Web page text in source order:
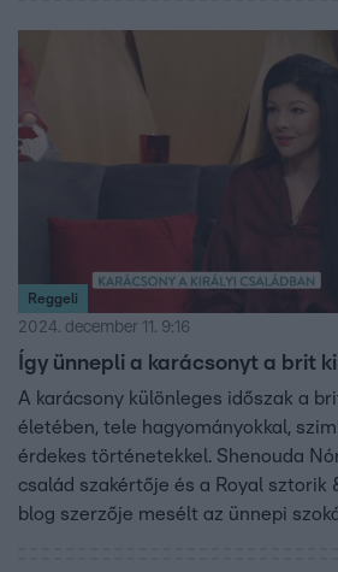
Reggeli
2024. december 11. 9:16
Így ünnepli a karácsonyt a brit
A karácsony különleges időszak a
életében, tele hagyományokkal,
érdekes történetekkel. Shenouda
család szakértője és a Royal sztorik
blog szerzője mesélt az ünnepi